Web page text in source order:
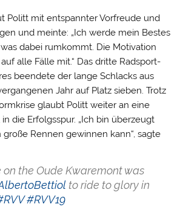
Politt mit entspannter Vorfreude und
und meinte: „Ich werde mein Bestes
dabei rumkommt. Die Motivation
alle Fälle mit.“ Das dritte Radsport-
beendete der lange Schlacks aus
Jahr auf Platz sieben. Trotz
glaubt Politt weiter an eine
die Erfolgsspur. „Ich bin überzeugt
große Rennen gewinnen kann“, sagte
on the Oude Kwaremont was
to ride to glory in
#RVV19